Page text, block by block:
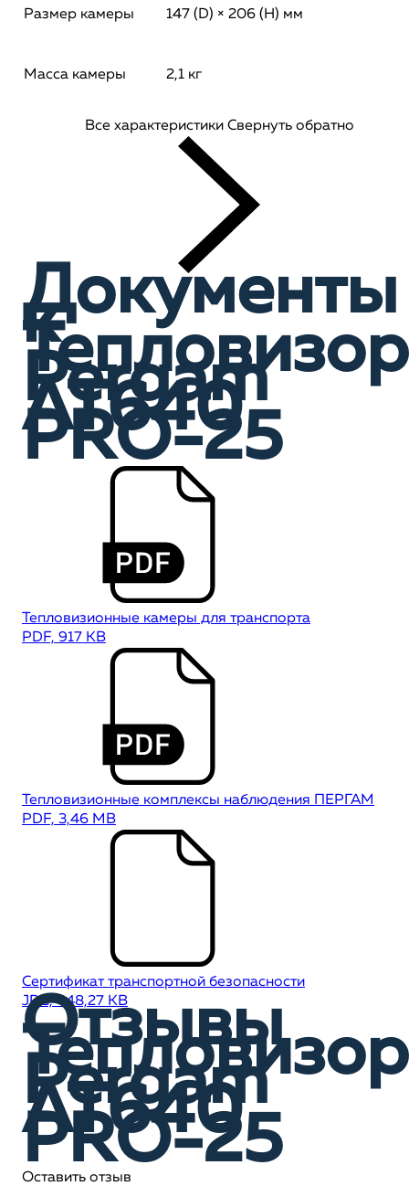
Размер камеры 147 (D) × 206 (H) мм
Масса камеры 2,1 кг
Все характеристики Свернуть обратно
Документы
к
Тепловизор
Pergam
AT640
PRO-25
Тепловизионные камеры для транспорта
PDF, 917 KB
Тепловизионные комплексы наблюдения ПЕРГАМ
PDF, 3,46 MB
Сертификат транспортной безопасности
JPG, 448,27 KB
Отзывы
Тепловизор
Pergam
AT640
PRO-25
Оставить отзыв